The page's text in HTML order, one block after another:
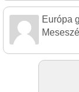
Európa